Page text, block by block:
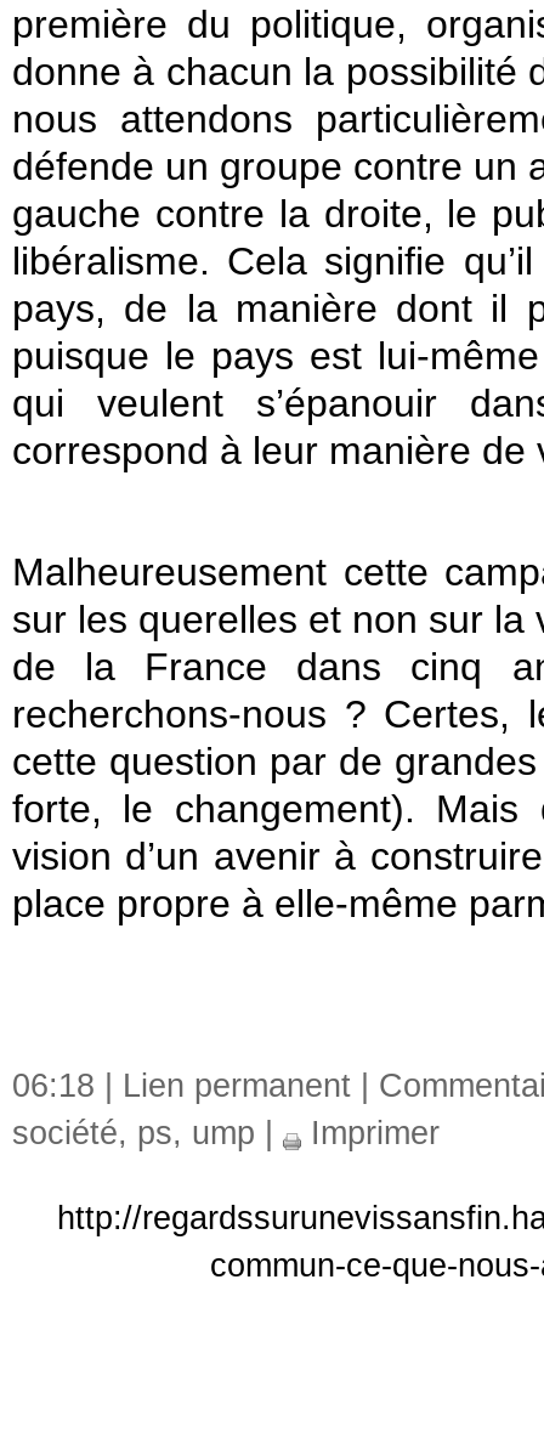
première du politique,
donne à chacun la possibilité
nous attendons
défende un groupe contre un
gauche contre la droite, le
libéralisme. Cela signifie
pays, de la manière dont il
puisque le pays est lui-
qui veulent s’épanouir
correspond à leur manière de
Malheureusement cette
sur les querelles et non sur
de la France dans cinq
recherchons-nous ? Certes,
cette question par de
forte, le changement). Mais
vision d’un avenir à
place propre à elle-même
06:18 | Lien permanent
société, ps, ump Imprimer
http://
commun-ce-que-